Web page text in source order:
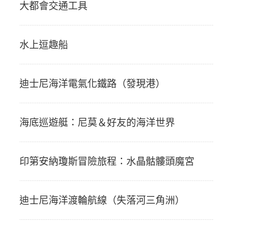
大都會交通工具
水上逗趣船
迪士尼海洋電氣化鐵路（發現港）
海底巡遊艇：尼莫＆好友的海洋世界
印第安納瓊斯冒險旅程：水晶骷髏頭魔宮
迪士尼海洋渡輪航線（失落河三角洲）